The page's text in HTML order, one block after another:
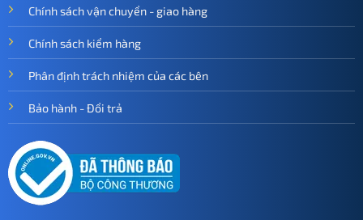
Chính sách vận chuyển - giao hàng
Chính sách kiểm hàng
Phân định trách nhiệm của các bên
Bảo hành - Đổi trả